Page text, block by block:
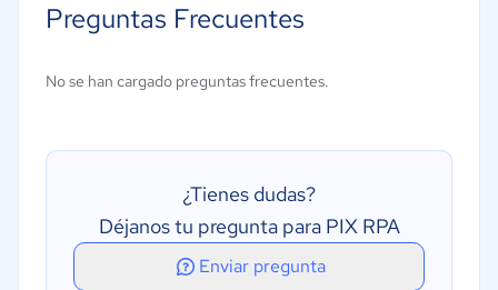
Automatización de procesos empresariales
Integración en aplicaciones de terceros
Reconocimiento de imágenes
Reconocimiento óptico de caracteres
Preguntas Frecuentes
No se han cargado preguntas frecuentes.
¿Tienes dudas?
Déjanos tu pregunta para PIX RPA
Enviar pregunta